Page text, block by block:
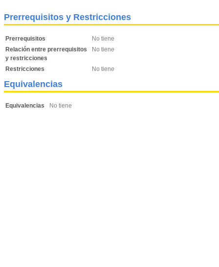
Prerrequisitos y Restricciones
Prerrequisitos
No tiene
Relación entre prerrequisitos
y restricciones
No tiene
Restricciones No tiene
Equivalencias
Equivalencias No tiene